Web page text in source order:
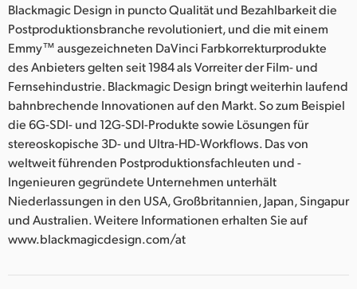
Blackmagic Design in puncto Qualität und Bezahlbarkeit die
Postproduktionsbranche revolutioniert, und die mit einem
Emmy™ ausgezeichneten DaVinci Farbkorrekturprodukte
des Anbieters gelten seit 1984 als Vorreiter der Film- und
Fernsehindustrie. Blackmagic Design bringt weiterhin laufend
bahnbrechende Innovationen auf den Markt. So zum Beispiel
die 6G-SDI- und 12G-SDI-Produkte sowie Lösungen für
stereoskopische 3D- und Ultra-HD-Workflows. Das von
weltweit führenden Postproduktionsfachleuten und -
Ingenieuren gegründete Unternehmen unterhält
Niederlassungen in den USA, Großbritannien, Japan, Singapur
und Australien. Weitere Informationen erhalten Sie auf
www.blackmagicdesign.com/at